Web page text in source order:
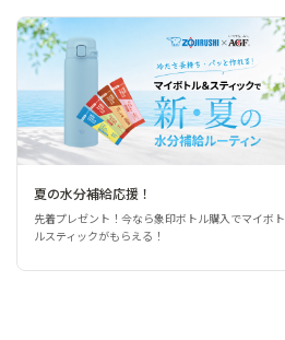
夏の水分補給応援！
先着プレゼント！今なら象印ボトル購入でマイボト
ルスティックがもらえる！